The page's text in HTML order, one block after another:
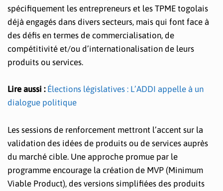
spécifiquement les entrepreneurs et les TPME togolais
déjà engagés dans divers secteurs, mais qui font face à
des défis en termes de commercialisation, de
compétitivité et/ou d’internationalisation de leurs
produits ou services.
Lire aussi : Élections législatives : L’ADDI appelle à un
dialogue politique
Les sessions de renforcement mettront l’accent sur la
validation des idées de produits ou de services auprès
du marché cible. Une approche promue par le
programme encourage la création de MVP (Minimum
Viable Product), des versions simplifiées des produits